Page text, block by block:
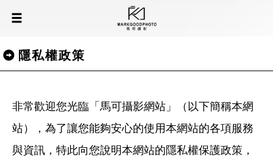
隱私權政策
非常歡迎您光臨「馬可攝影網站」（以下簡稱本網
站），為了讓您能夠安心的使用本網站的各項服務
與資訊，特此向您說明本網站的隱私權保護政策，